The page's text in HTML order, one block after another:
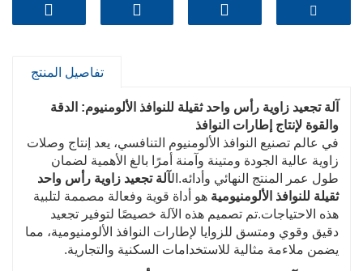
تفاصيل المنتج
آلة تجعيد زاوية رأس واحد ثقيلة للنوافذ الألومنيوم: الدقة
والقوة لإنتاج إطارات النوافذ
في عالم تصنيع النوافذ الألومنيوم التنافسي، يعد إنتاج وصلات
زاوية عالية الجودة ومتينة وآمنة أمرًا بالغ الأهمية لضمان
طول عمر المنتج النهائي وأدائه.الآلة تجعيد زاوية رأس واحد
ثقيلة للنوافذ الألومنيومية هو أداة قوية وفعالة مصممة لتلبية
هذه الاحتياجات.تم تصميم هذه الآلة خصيصًا لتوفير تجعيد
دقيق وقوي ومتسق للزوايا لإطارات النوافذ الألومنيومية، مما
يضمن ملاءمة مثالية للاستخدامات السكنية والتجارية.